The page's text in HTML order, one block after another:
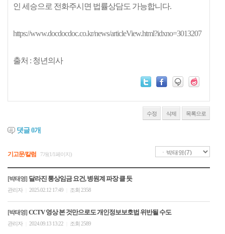
인 세승으로 전화주시면 법률상담도 가능합니다.
https://www.docdocdoc.co.kr/news/articleView.html?idxno=3013207
출처 : 청년의사
수정 삭제 목록으로
댓글0개
기고문/칼럼 7개(1/1페이지)
[박태영] 달라진 통상임금 요건, 병원계 파장 클 듯
관리자 2025.02.12 17:49 조회 2358
[박태영] CCTV 영상 본 것만으로도 개인정보보호법 위반될 수도
관리자 2024.09.13 13:22 조회 2589